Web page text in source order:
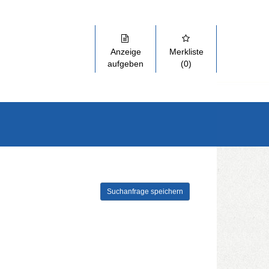
Anzeige
aufgeben
Merkliste
(0)
und Links zu öffnen. Mit Pfeil rechts klappen Sie auf,
Suchanfrage speichern